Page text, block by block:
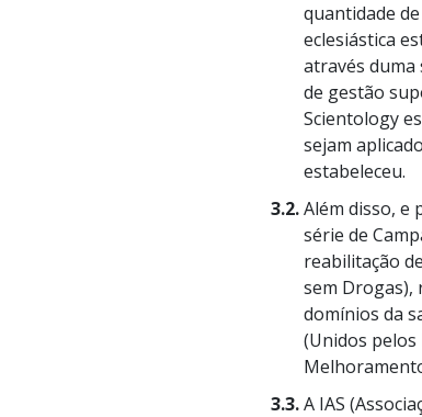
quantidade
eclesiástica
através duma
de gestão
Scientology
sejam
estabeleceu.
3.2.Além disso, e
série de
reabilitação
sem Drogas),
domínios da
(Unidos
3.3.A IAS